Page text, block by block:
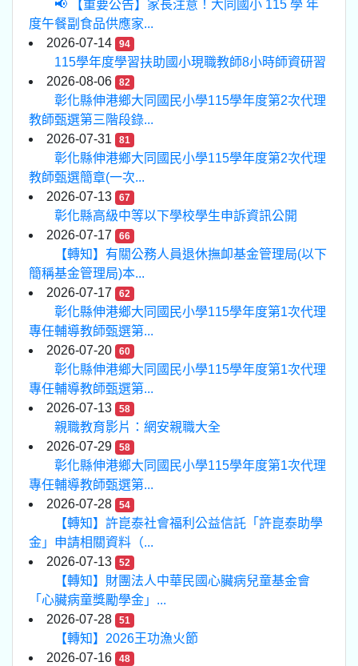
📢 【重要公告】家長注意！大同國小 115 學 年
度午餐副食品供應家...
2026-07-14
94
115學年度學習扶助國小現職教師8小時師資研習
2026-08-06
82
彰化縣伸港鄉大同國民小學115學年度第2次代理
教師甄選第三階段錄...
2026-07-31
81
彰化縣伸港鄉大同國民小學115學年度第2次代理
教師甄選簡章(一次...
2026-07-13
67
彰化縣高級中等以下學校學生申訴資訊公開
2026-07-17
66
【轉知】有關公務人員退休撫卹基金管理局(以下
簡稱基金管理局)本...
2026-07-17
62
彰化縣伸港鄉大同國民小學115學年度第1次代理
專任輔導教師甄選第...
2026-07-20
60
彰化縣伸港鄉大同國民小學115學年度第1次代理
專任輔導教師甄選第...
2026-07-13
58
親職教育影片：網安親職大全
2026-07-29
58
彰化縣伸港鄉大同國民小學115學年度第1次代理
專任輔導教師甄選第...
2026-07-28
54
【轉知】許崑泰社會福利公益信託「許崑泰助學
金」申請相關資料（...
2026-07-13
52
【轉知】財團法人中華民國心臟病兒童基金會
「心臟病童獎勵學金」...
2026-07-28
51
【轉知】2026王功漁火節
2026-07-16
48